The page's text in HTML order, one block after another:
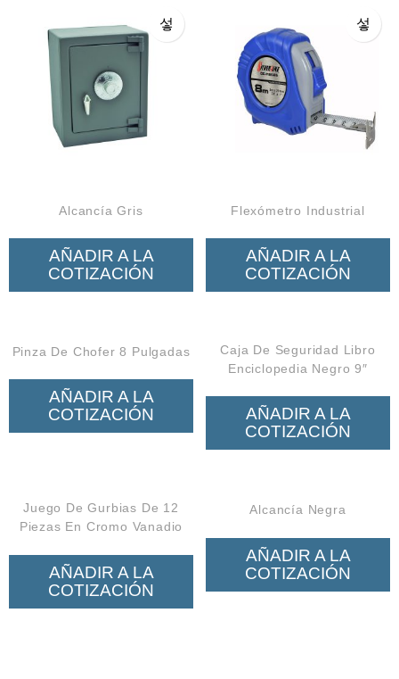
Alcancía Gris
AÑADIR A LA
COTIZACIÓN
Flexómetro Industrial
AÑADIR A LA
COTIZACIÓN
Pinza De Chofer 8 Pulgadas
AÑADIR A LA
COTIZACIÓN
Caja De Seguridad Libro
Enciclopedia Negro 9″
AÑADIR A LA
COTIZACIÓN
Juego De Gurbias De 12
Piezas En Cromo Vanadio
AÑADIR A LA
COTIZACIÓN
Alcancía Negra
AÑADIR A LA
COTIZACIÓN